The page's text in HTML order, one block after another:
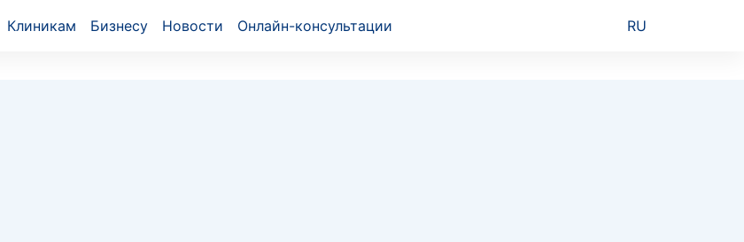
Клиникам Бизнесу Новости Онлайн-консультации RU